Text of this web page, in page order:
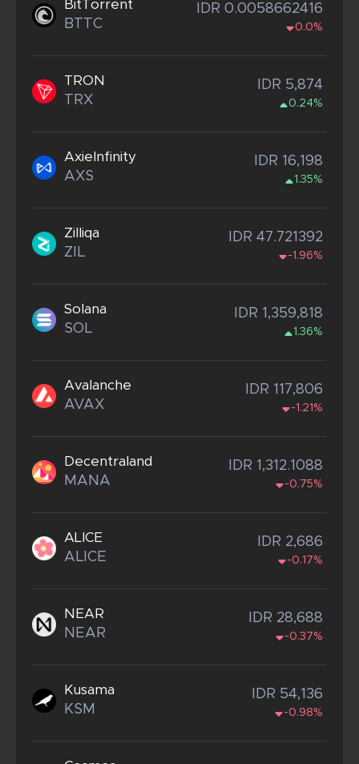
BitTorrent
BTTC
IDR 0.0058662416
0.0%
TRON
TRX
IDR 5,874
0.24%
AxieInfinity
AXS
IDR 16,198
1.35%
Zilliqa
ZIL
IDR 47.721392
-1.96%
Solana
SOL
IDR 1,359,818
1.36%
Avalanche
AVAX
IDR 117,806
-1.21%
Decentraland
MANA
IDR 1,312.1088
-0.75%
ALICE
ALICE
IDR 2,686
-0.17%
NEAR
NEAR
IDR 28,688
-0.37%
Kusama
KSM
IDR 54,136
-0.98%